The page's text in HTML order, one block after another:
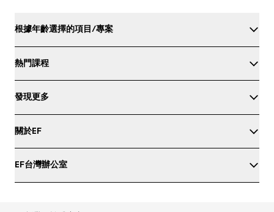
測試您的英語水平
根據年齡選擇的項目/專案
熱門課程
發現更多
關於EF
EF台灣辦公室